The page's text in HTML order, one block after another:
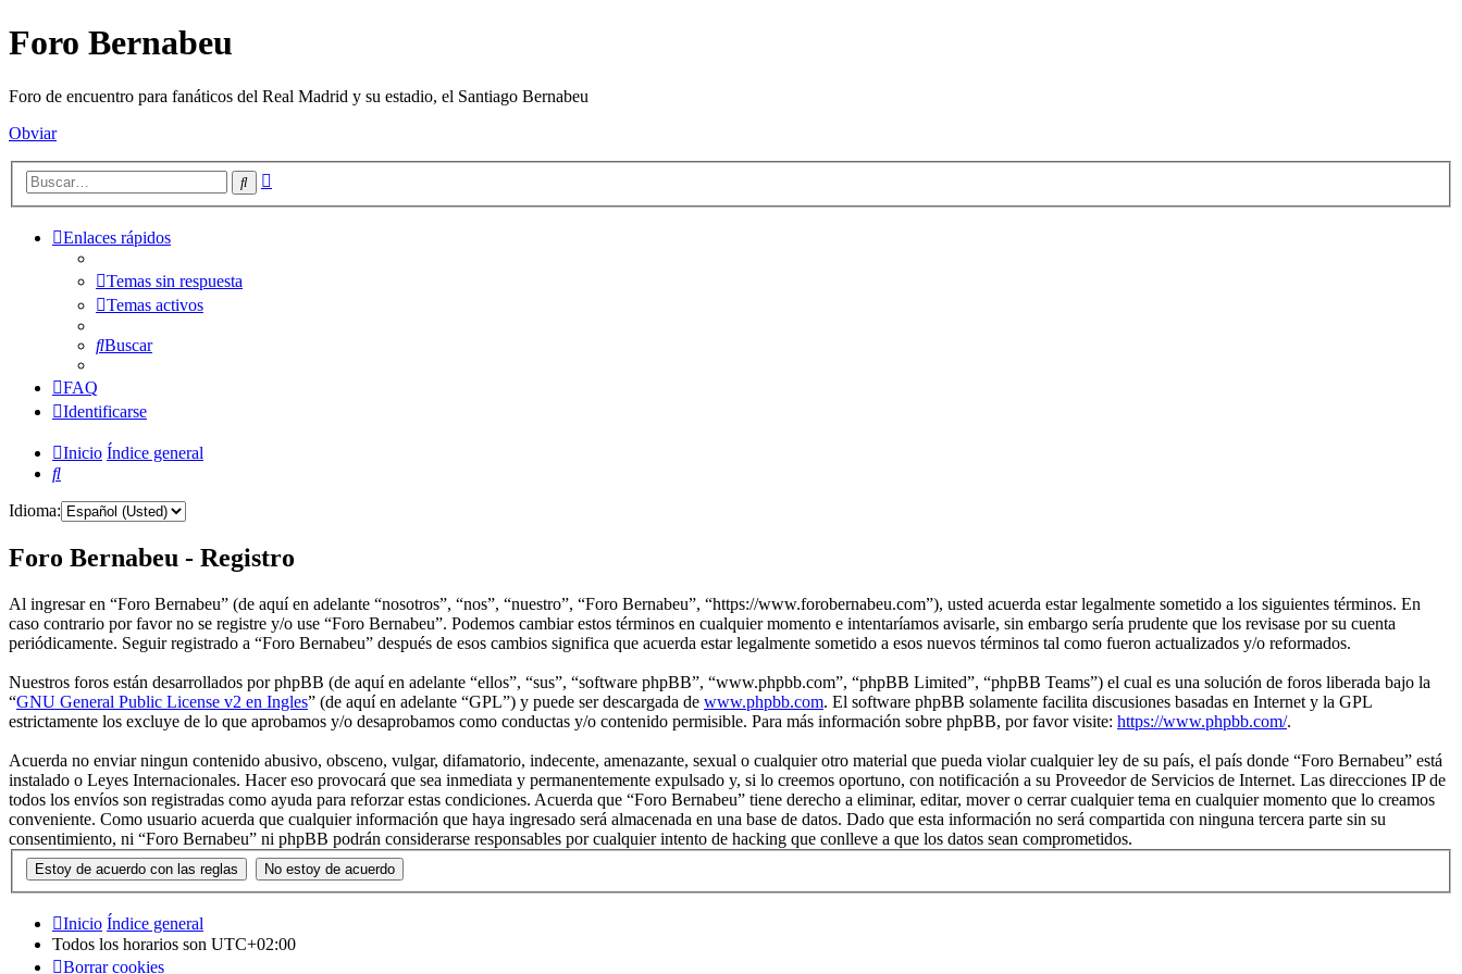
Foro Bernabeu
Foro de encuentro para fanáticos del Real Madrid y su estadio, el Santiago Bernabeu
Obviar
Buscar
Enlaces rápidos
Temas sin respuesta
Temas activos
Buscar
FAQ
Identificarse
Inicio Índice general
Buscar
Idioma:
Foro Bernabeu - Registro
Al ingresar en “Foro Bernabeu” (de aquí en adelante “nosotros”, “nos”, “nuestro”, “Foro Bernabeu”, “https://www.forobernabeu.com”), usted acuerda estar legalmente sometido a los siguientes términos. En
caso contrario por favor no se registre y/o use “Foro Bernabeu”. Podemos cambiar estos términos en cualquier momento e intentaríamos avisarle, sin embargo sería prudente que los revisase por su cuenta
periódicamente. Seguir registrado a “Foro Bernabeu” después de esos cambios significa que acuerda estar legalmente sometido a esos nuevos términos tal como fueron actualizados y/o reformados.
Nuestros foros están desarrollados por phpBB (de aquí en adelante “ellos”, “sus”, “software phpBB”, “www.phpbb.com”, “phpBB Limited”, “phpBB Teams”) el cual es una solución de foros liberada bajo la
“GNU General Public License v2 en Ingles” (de aquí en adelante “GPL”) y puede ser descargada de www.phpbb.com. El software phpBB solamente facilita discusiones basadas en Internet y la GPL
estrictamente los excluye de lo que aprobamos y/o desaprobamos como conductas y/o contenido permisible. Para más información sobre phpBB, por favor visite: https://www.phpbb.com/.
Acuerda no enviar ningun contenido abusivo, obsceno, vulgar, difamatorio, indecente, amenazante, sexual o cualquier otro material que pueda violar cualquier ley de su país, el país donde “Foro Bernabeu” está
instalado o Leyes Internacionales. Hacer eso provocará que sea inmediata y permanentemente expulsado y, si lo creemos oportuno, con notificación a su Proveedor de Servicios de Internet. Las direcciones IP de
todos los envíos son registradas como ayuda para reforzar estas condiciones. Acuerda que “Foro Bernabeu” tiene derecho a eliminar, editar, mover o cerrar cualquier tema en cualquier momento que lo creamos
conveniente. Como usuario acuerda que cualquier información que haya ingresado será almacenada en una base de datos. Dado que esta información no será compartida con ninguna tercera parte sin su
consentimiento, ni “Foro Bernabeu” ni phpBB podrán considerarse responsables por cualquier intento de hacking que conlleve a que los datos sean comprometidos.
Inicio Índice general
Todos los horarios son UTC+02:00
Borrar cookies